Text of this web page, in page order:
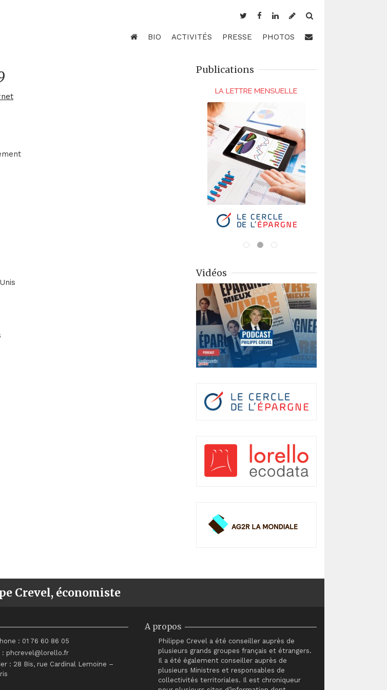
BIO ACTIVITÉS PRESSE PHOTOS
Publications
Vidéos
Crevel, économiste
: 01 76 60 86 05
: phcrevel@lorello.fr
: 28 Bis, rue Cardinal Lemoine –
A propos
Philippe Crevel a été conseiller auprès de
plusieurs grands groupes français et étrangers.
Il a été également conseiller auprès de
plusieurs Ministres et responsables de
collectivités territoriales. Il est chroniqueur